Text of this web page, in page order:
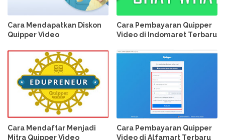
Cara Mendapatkan Diskon
Quipper Video
Cara Pembayaran Quipper
Video di Indomaret Terbaru
Cara Mendaftar Menjadi
Mitra Quipper Video
Cara Pembayaran Quipper
Video di Alfamart Terbaru